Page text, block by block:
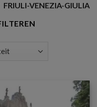
FRIULI-VENEZIA-GIULIA